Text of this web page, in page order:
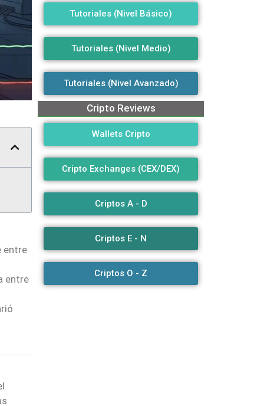
entre
entre
Tutoriales (Nivel Básico)
Tutoriales (Nivel Medio)
Tutoriales (Nivel Avanzado)
Cripto Reviews
Wallets Cripto
Cripto Exchanges (CEX/DEX)
Criptos A - D
Criptos E - N
Criptos O - Z